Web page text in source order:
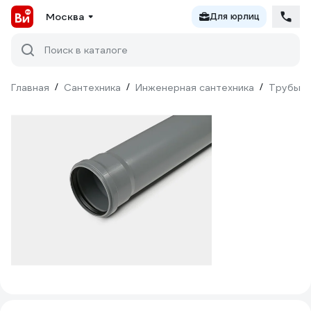
Москва Для юрлиц
Поиск в каталоге
Главная / Сантехника / Инженерная сантехника / Трубы